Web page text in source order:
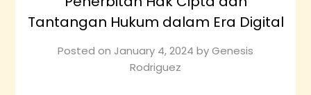
Tantangan Hukum dalam Era Digital
Posted on January 4, 2024 byGenesis
Rodriguez